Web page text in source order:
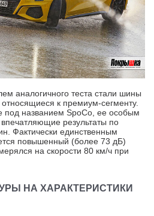
аналогичного теста стали шины
к премиум-сегменту.
под названием SpoCo, ее особым
результаты по
Фактически единственным
повышенный (более 73 дБ)
на скорости 80 км/ч при
НА ХАРАКТЕРИСТИКИ